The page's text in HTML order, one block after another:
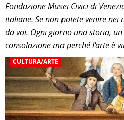
Fondazione Musei Civici di
italiane. Se non potete venire nei
da voi. Ogni giorno una storia,
consolazione ma perché l'arte è
CULTURA/ARTE